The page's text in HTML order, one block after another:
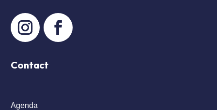
Contact
Agenda